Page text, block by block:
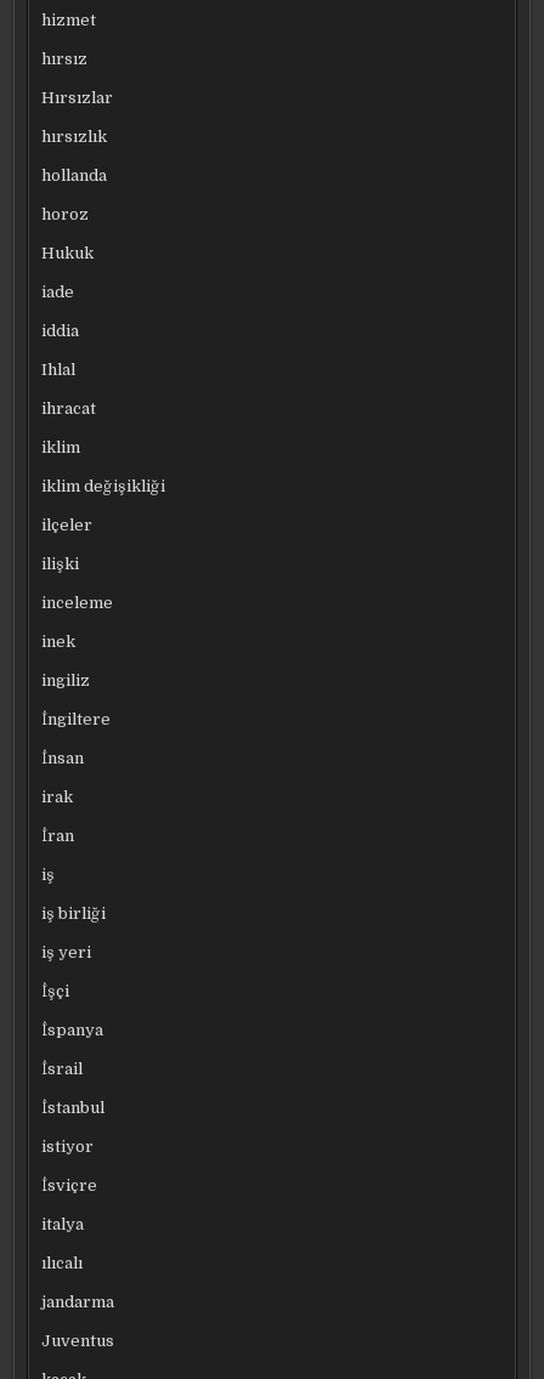
hizmet
hırsız
Hırsızlar
hırsızlık
hollanda
horoz
Hukuk
iade
iddia
Ihlal
ihracat
iklim
iklim değişikliği
ilçeler
ilişki
inceleme
inek
ingiliz
İngiltere
İnsan
irak
İran
iş
iş birliği
iş yeri
İşçi
İspanya
İsrail
İstanbul
istiyor
İsviçre
italya
ılıcalı
jandarma
Juventus